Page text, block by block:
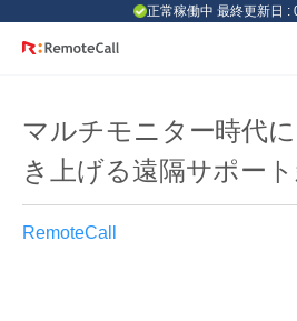
正常稼働中 最終更新日 :
マルチモニター時代に
き上げる遠隔サポー
RemoteCall